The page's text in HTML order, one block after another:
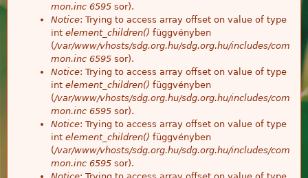
mon.inc 6595 sor).
Notice: Trying to access array offset on value of type
int element_children() függvényben
(/var/www/vhosts/sdg.org.hu/sdg.org.hu/includes/com
mon.inc 6595 sor).
Notice: Trying to access array offset on value of type
int element_children() függvényben
(/var/www/vhosts/sdg.org.hu/sdg.org.hu/includes/com
mon.inc 6595 sor).
Notice: Trying to access array offset on value of type
int element_children() függvényben
(/var/www/vhosts/sdg.org.hu/sdg.org.hu/includes/com
mon.inc 6595 sor).